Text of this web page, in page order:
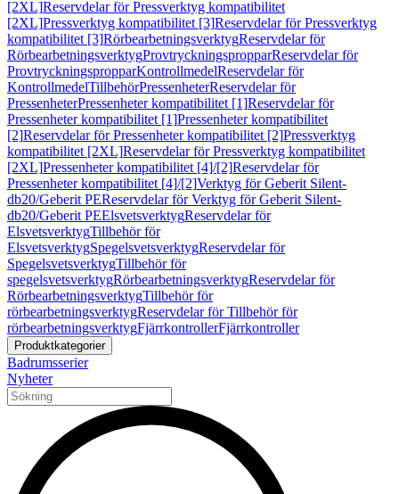
[2XL]Reservdelar för Pressverktyg kompatibilitet
[2XL]Pressverktyg kompatibilitet [3]Reservdelar för Pressverktyg
kompatibilitet [3]RörbearbetningsverktygReservdelar för
RörbearbetningsverktygProvtryckningspropparReservdelar för
ProvtryckningspropparKontrollmedelReservdelar för
KontrollmedelTillbehörPressenheterReservdelar för
PressenheterPressenheter kompatibilitet [1]Reservdelar för
Pressenheter kompatibilitet [1]Pressenheter kompatibilitet
[2]Reservdelar för Pressenheter kompatibilitet [2]Pressverktyg
kompatibilitet [2XL]Reservdelar för Pressverktyg kompatibilitet
[2XL]Pressenheter kompatibilitet [4]/[2]Reservdelar för
Pressenheter kompatibilitet [4]/[2]Verktyg för Geberit Silent-
db20/Geberit PEReservdelar för Verktyg för Geberit Silent-
db20/Geberit PEElsvetsverktygReservdelar för
ElsvetsverktygTillbehör för
ElsvetsverktygSpegelsvetsverktygReservdelar för
SpegelsvetsverktygTillbehör för
spegelsvetsverktygRörbearbetningsverktygReservdelar för
RörbearbetningsverktygTillbehör för
rörbearbetningsverktygReservdelar för Tillbehör för
rörbearbetningsverktygFjärrkontrollerFjärrkontroller
Produktkategorier
Badrumsserier
Nyheter